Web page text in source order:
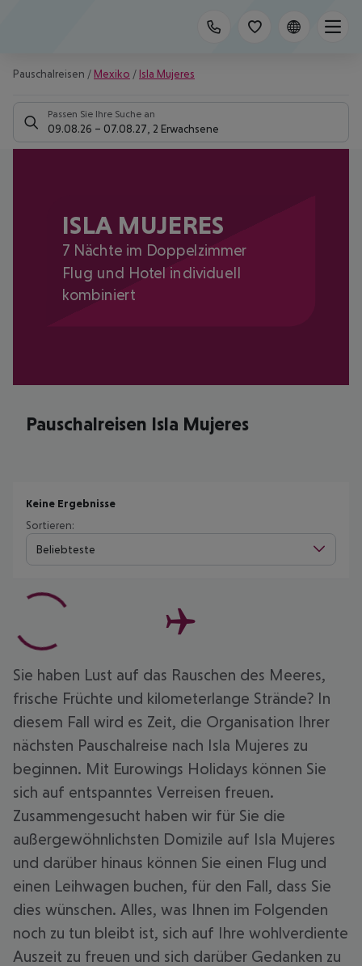
Pauschalreisen / Mexiko / Isla Mujeres
Passen Sie Ihre Suche an
09.08.26 – 07.08.27 2 Erwachsene
ISLA MUJERES
7 Nächte im Doppelzimmer
Flug und Hotel individuell
kombiniert
Pauschalreisen Isla Mujeres
Keine Ergebnisse
Sortieren:
Beliebteste
Sie haben Lust auf das Rauschen des Meeres,
frische Früchte und kilometerlange Strände? In
diesem Fall wird es Zeit, die Organisation Ihrer
nächsten Pauschalreise nach Isla Mujeres zu
beginnen. Mit Eurowings Holidays können Sie
sich auf entspanntes Verreisen freuen.
Zusammengesucht haben wir für Sie die
außergewöhnlichsten Domizile auf Isla Mujeres
und darüber hinaus können Sie einen Flug und
einen Leihwagen buchen, für den Fall, dass Sie
dies wünschen. Alles, was Ihnen im Folgenden
noch zu tun bleibt ist, sich auf Ihre wohlverdiente
Auszeit zu freuen und sich darüber Gedanken zu